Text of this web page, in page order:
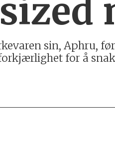
sin, Aphru,
for å